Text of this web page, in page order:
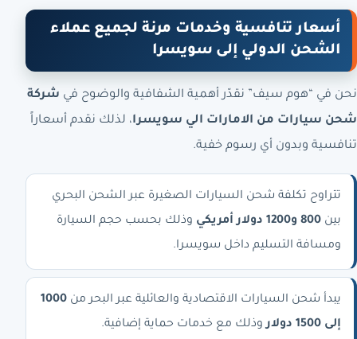
أسعار تنافسية وخدمات مرنة لجميع عملاء
الشحن الدولي إلى سويسرا
نحن في “هوم سيف” نقدّر أهمية الشفافية والوضوح في شركة
شحن سيارات من الامارات الي سويسرا، لذلك نقدم أسعاراً
تنافسية وبدون أي رسوم خفية.
تتراوح تكلفة شحن السيارات الصغيرة عبر الشحن البحري
بين 800 و1200 دولار أمريكي
وذلك بحسب حجم السيارة
ومسافة التسليم داخل سويسرا.
يبدأ شحن السيارات الاقتصادية والعائلية عبر البحر من 1000
إلى 1500 دولار
وذلك مع خدمات حماية إضافية.